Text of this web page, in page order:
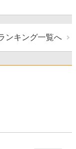
ンキング一覧へ